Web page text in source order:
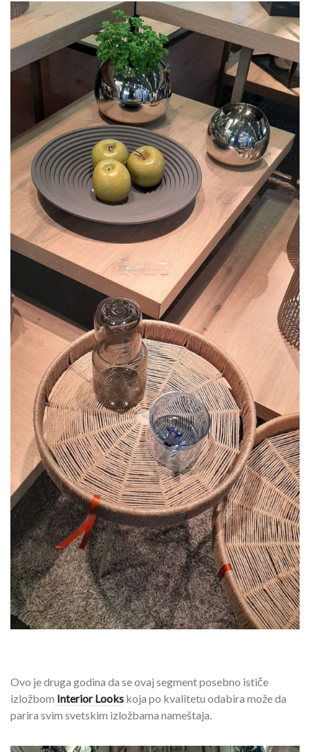
Ovo je druga godina da se ovaj segment posebno ističe
izložbom Interior Looks koja po kvalitetu odabira može da
parira svim svetskim izložbama nameštaja.